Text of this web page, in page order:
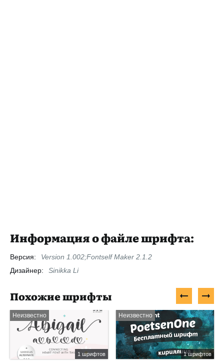
Информация о файле шрифта:
Версия:
Version 1.002;Fontself Maker 2.1.2
Дизайнер:
Sinikka Li
Похожие шрифты
Неизвестно
1 шрифтов
Неизвестно
1 шрифтов